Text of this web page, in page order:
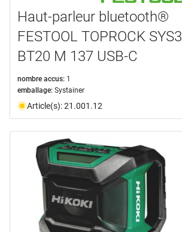
Haut-parleur bluetooth®
FESTOOL TOPROCK SYS3
BT20 M 137 USB-C
nombre accus: 1
emballage: Systainer
Article(s): 21.001.12